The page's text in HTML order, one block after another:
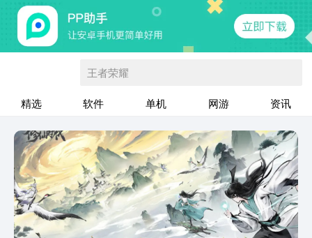
王者荣耀
精选 软件 单机 网游 资讯